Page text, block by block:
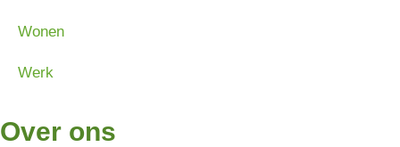
Wonen
Werk
Over ons